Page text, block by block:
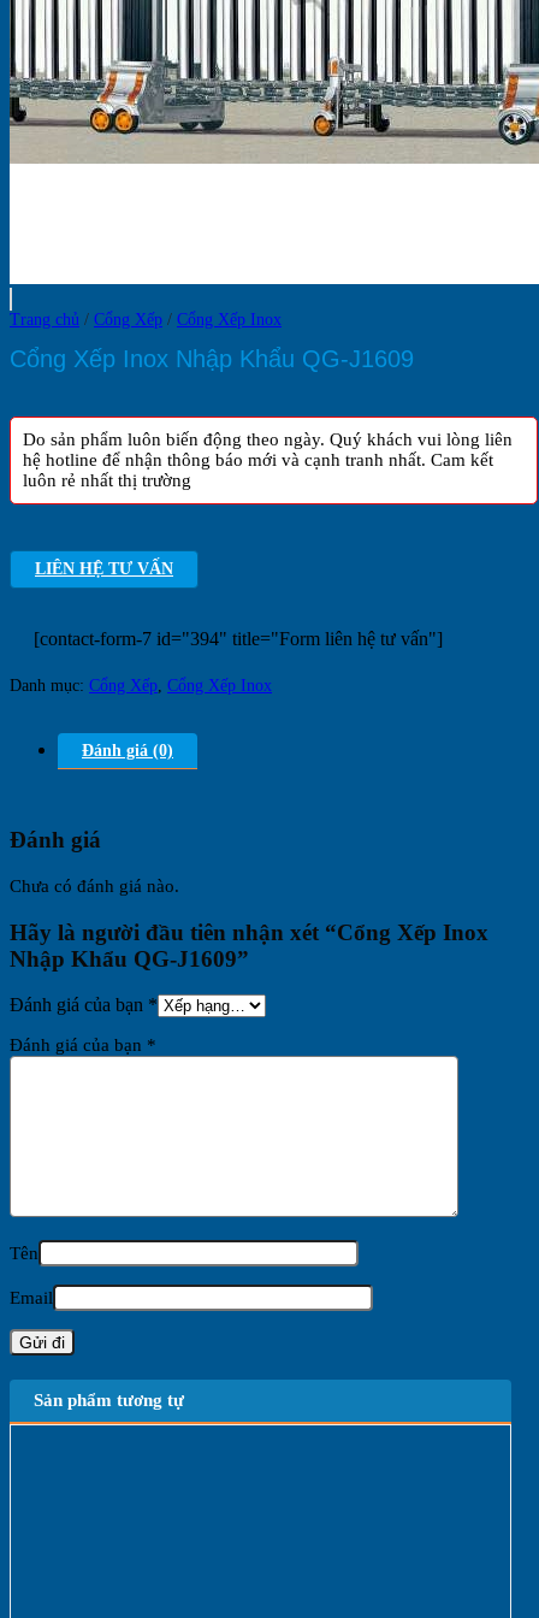
Trang chủ / Cổng Xếp / Cổng Xếp Inox
Cổng Xếp Inox Nhập Khẩu QG-J1609
Do sản phẩm luôn biến động theo ngày. Quý khách vui lòng liên
hệ hotline để nhận thông báo mới và cạnh tranh nhất. Cam kết
luôn rẻ nhất thị trường
LIÊN HỆ TƯ VẤN
[contact-form-7 id="394" title="Form liên hệ tư vấn"]
Danh mục: Cổng Xếp, Cổng Xếp Inox
Đánh giá (0)
Đánh giá
Chưa có đánh giá nào.
Hãy là người đầu tiên nhận xét “Cổng Xếp Inox
Nhập Khẩu QG-J1609”
Đánh giá của bạn *
Đánh giá của bạn *
Tên
Email
Sản phẩm tương tự